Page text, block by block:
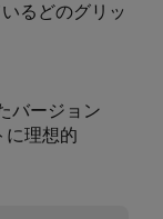
るどのグリッ
バージョン
理想的